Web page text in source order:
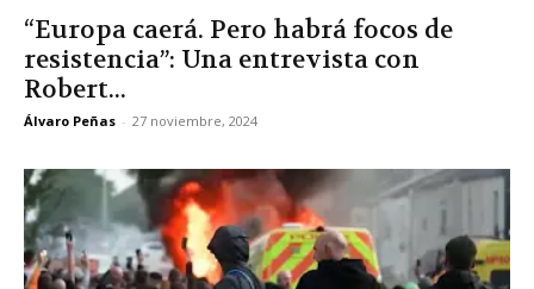
“Europa caerá. Pero habrá focos de
resistencia”: Una entrevista con
Robert...
Álvaro Peñas - 27 noviembre, 2024